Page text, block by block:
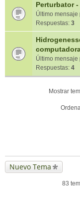
Perturbator
Último mensaje
Respuestas: 3
Último mensaje
Respuestas: 4
Mostrar
Nuevo Tema
83